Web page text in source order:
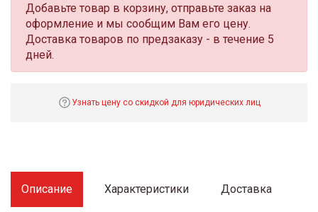
Добавьте товар в корзину, отправьте заказ на
оформление и мы сообщим Вам его цену.
Доставка товаров по предзаказу - в течение 5
дней.
Узнать цену со скидкой для юридических лиц
Описание Характеристики Доставка